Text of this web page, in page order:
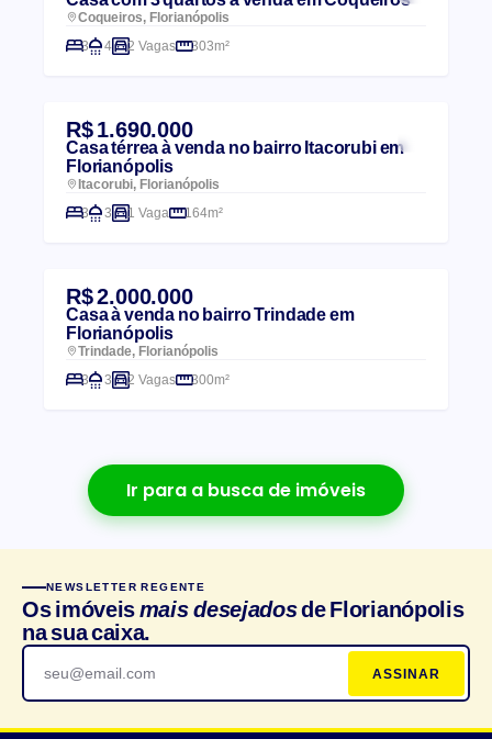
Coqueiros, Florianópolis
3
4 2 Vagas 303m²
R$ 1.690.000
Casa térrea à venda no bairro Itacorubi em
Florianópolis
Itacorubi, Florianópolis
3
3 1 Vaga 164m²
R$ 2.000.000
Casa à venda no bairro Trindade em
Florianópolis
Trindade, Florianópolis
3
3 2 Vagas 300m²
Ir para a busca de imóveis
NEWSLETTER REGENTE
Os imóveismais desejadosde Florianópolis
na sua caixa.
ASSINAR